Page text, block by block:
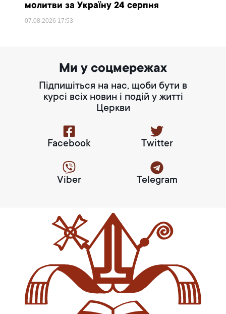
молитви за Україну 24 серпня
07.08.2026 17:53
Ми у соцмережах
Підпишіться на нас, щоби бути в
курсі всіх новин і подій у житті
Церкви
Facebook Twitter
Viber Telegram